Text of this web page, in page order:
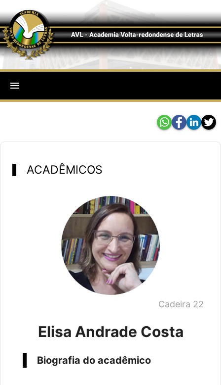
menu
ACADÊMICOS
Cadeira 22
Elisa Andrade Costa
Biografia do acadêmico